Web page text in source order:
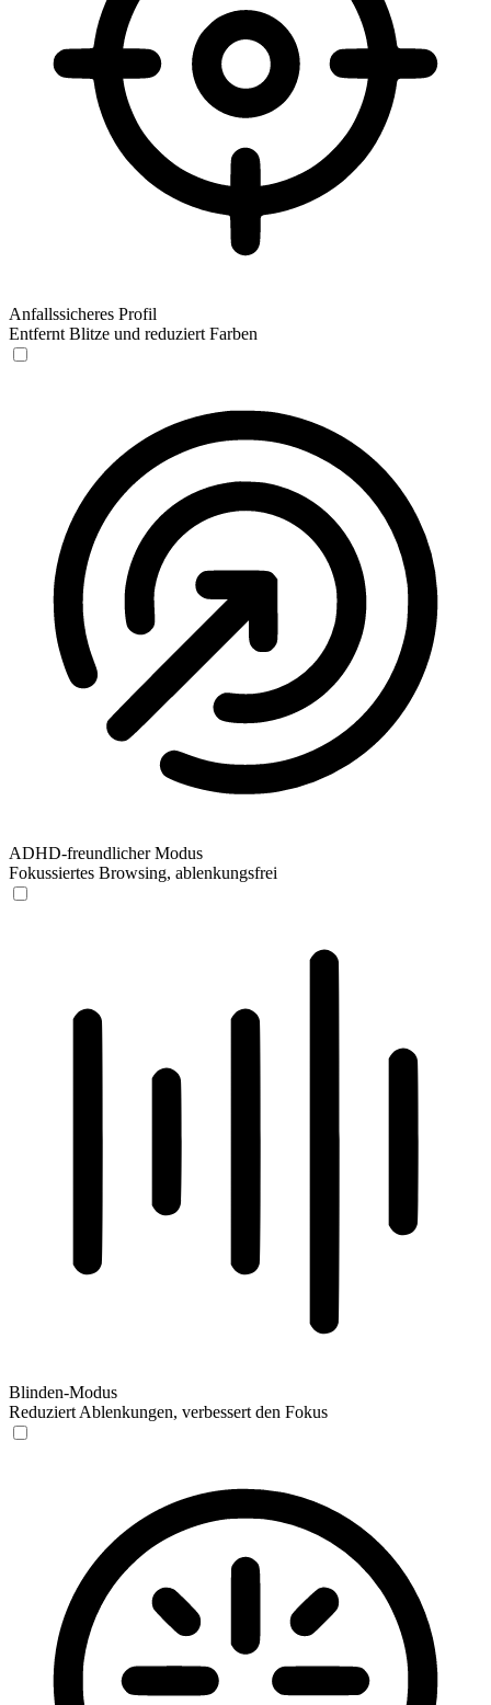
Anfallssicheres Profil
Entfernt Blitze und reduziert Farben
ADHD-freundlicher Modus
Fokussiertes Browsing, ablenkungsfrei
Blinden-Modus
Reduziert Ablenkungen, verbessert den Fokus